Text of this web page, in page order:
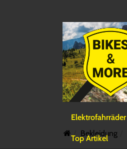
Elektrofahrräder
Top Artikel
Bekleidung